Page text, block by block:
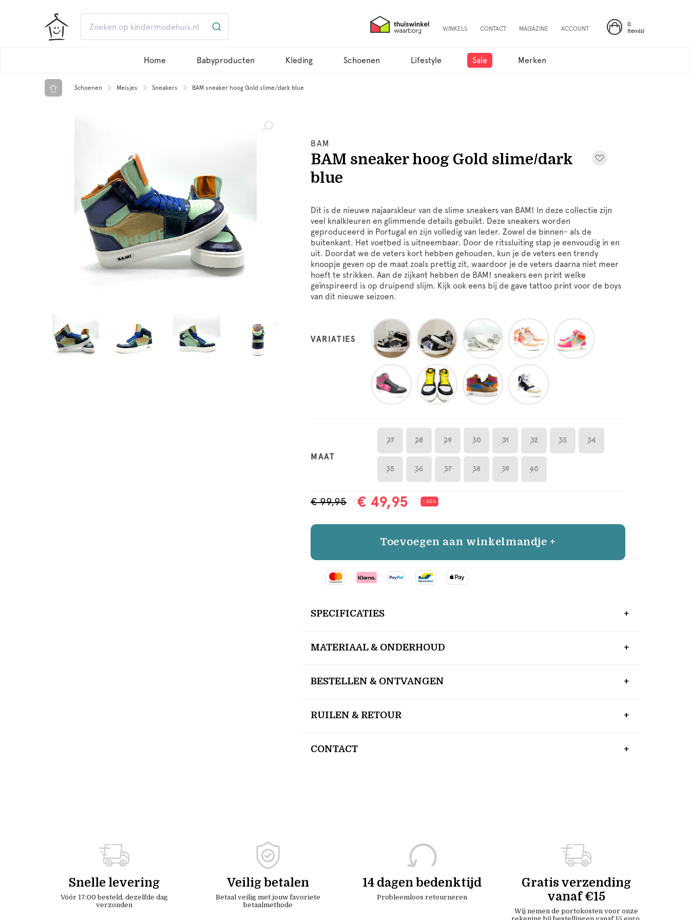
0
Item(s)
WINKELS CONTACT MAGAZINE ACCOUNT
Home Babyproducten Kleding Schoenen Lifestyle Sale Merken
Schoenen Meisjes Sneakers BAM sneaker hoog Gold slime/dark blue
BAM
BAM sneaker hoog Gold slime/dark
blue
Dit is de nieuwe najaarskleur van de slime sneakers van BAM! In deze collectie zijn
veel knalkleuren en glimmende details gebuikt. Deze sneakers worden
geproduceerd in Portugal en zijn volledig van leder. Zowel de binnen- als de
buitenkant. Het voetbed is uitneembaar. Door de ritssluiting stap je eenvoudig in en
uit. Doordat we de veters kort hebben gehouden, kun je de veters een trendy
knoopje geven op de maat zoals prettig zit, waardoor je de veters daarna niet meer
hoeft te strikken. Aan de zijkant hebben de BAM! sneakers een print welke
geïnspireerd is op druipend slijm. Kijk ook eens bij de gave tattoo print voor de boys
van dit nieuwe seizoen.
VARIATIES
MAAT
27 28 29 30 31 32 33 34
35 36 37 38 39 40
€ 99,95 € 49,95 - 50%
Toevoegen aan winkelmandje +
SPECIFICATIES
MATERIAAL & ONDERHOUD
BESTELLEN & ONTVANGEN
RUILEN & RETOUR
CONTACT
Snelle levering
Vóór 17:00 besteld, dezelfde dag
verzonden
Veilig betalen
Betaal veilig met jouw favoriete
betaalmethode
14 dagen bedenktijd
Probleemloos retourneren
Gratis verzending
vanaf €15
Wij nemen de portokosten voor onze